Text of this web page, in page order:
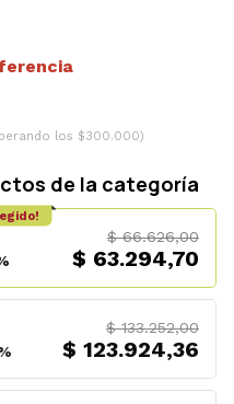
los $300.000)
de la categoría
$ 66.626,00
$ 63.294,70
$ 133.252,00
$ 123.924,36